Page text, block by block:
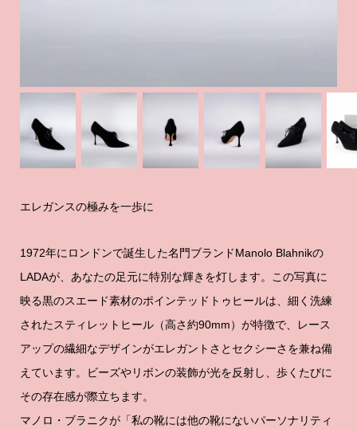
エレガンスの極みを一歩に
1972年にロンドンで誕生した名門ブランドManolo Blahnikの
LADAが、あなたの足元に特別な輝きを灯します。この写真に
映る黒のスエード素材のポインテッドトゥヒールは、細く洗練
されたスティレットヒール（高さ約90mm）が特徴で、レース
アップの繊細なデザインがエレガントさとセクシーさを兼ね備
えています。ビーズやリボンの装飾が光を反射し、歩くたびに
その存在感が際立ちます。
マノロ・ブラニクが「私の靴には他の靴にないパーソナリティ